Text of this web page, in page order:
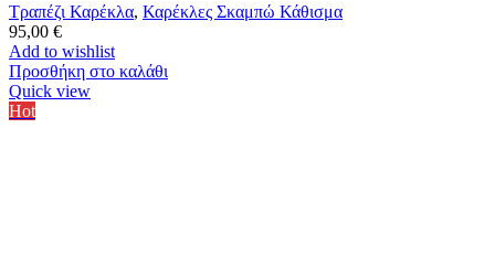
Τραπέζι Καρέκλα, Καρέκλες Σκαμπώ Κάθισμα
95,00 €
Add to wishlist
Προσθήκη στο καλάθι
Quick view
Hot